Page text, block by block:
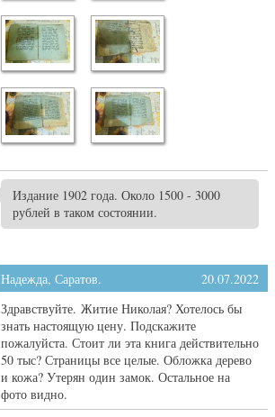
Издание 1902 года. Около 1500 - 3000
рублей в таком состоянии.
Надежда, Саратов.
20.07.2022
Здравствуйте. Житие Николая? Хотелось бы
знать настоящую цену. Подскажите
пожалуйста. Стоит ли эта книга действительно
50 тыс? Страницы все целые. Обложка дерево
и кожа? Утерян один замок. Остальное на
фото видно.